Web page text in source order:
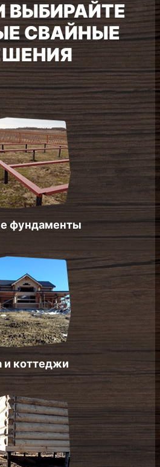
фундаменты
и коттеджи
Бани